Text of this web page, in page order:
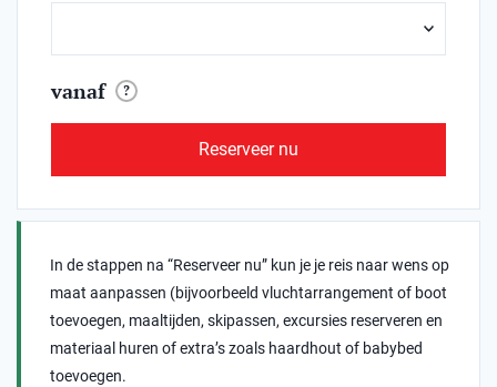
vanaf ?
Reserveer nu
In de stappen na “Reserveer nu” kun je je reis naar wens op
maat aanpassen (bijvoorbeeld vluchtarrangement of boot
toevoegen, maaltijden, skipassen, excursies reserveren en
materiaal huren of extra’s zoals haardhout of babybed
toevoegen.